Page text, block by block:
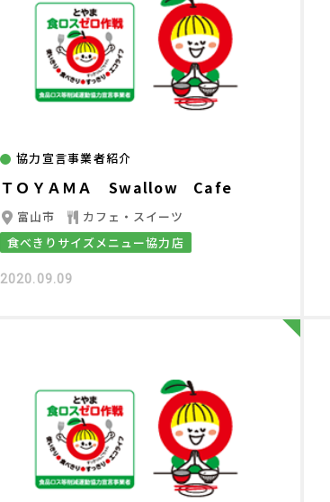
協力宣言事業者紹介
ＴＯＹＡＭＡ Swallow Cafe
富山市
カフェ・スイーツ
食べきりサイズメニュー協力店
2020.09.09